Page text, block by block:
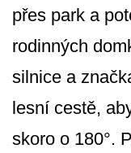
přes park a
rodinných
silnice a
lesní cestě,
skoro o 180°.